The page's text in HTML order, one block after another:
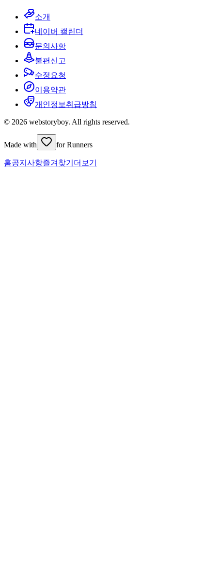
소개
네이버 캘린더
문의사항
불편신고
수정요청
이용약관
개인정보취급방침
© 2026 webstoryboy. All rights reserved.
Made with for Runners
홈공지사항즐겨찾기 더보기